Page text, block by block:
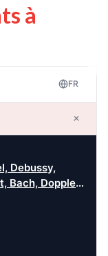
à
FR
✕
Debussy,
Bach, Doppler,